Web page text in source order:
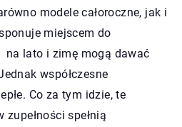
modele całoroczne, jak i
miejscem do
na lato i zimę mogą dawać
współczesne
Co za tym idzie, te
zupełności spełnią